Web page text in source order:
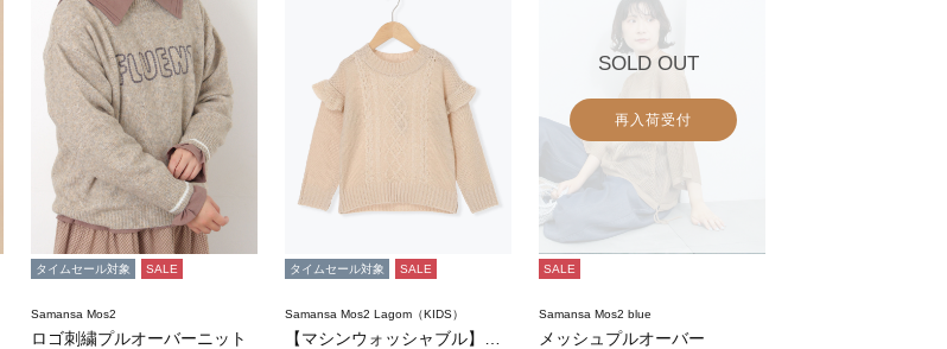
タイムセール対象 SALE
Samansa Mos2
ロゴ刺繍プルオーバーニット
タイムセール対象 SALE
Samansa Mos2 Lagom（KIDS）
SOLD OUT
再入荷受付
SALE
Samansa Mos2 blue
メッシュプルオーバー